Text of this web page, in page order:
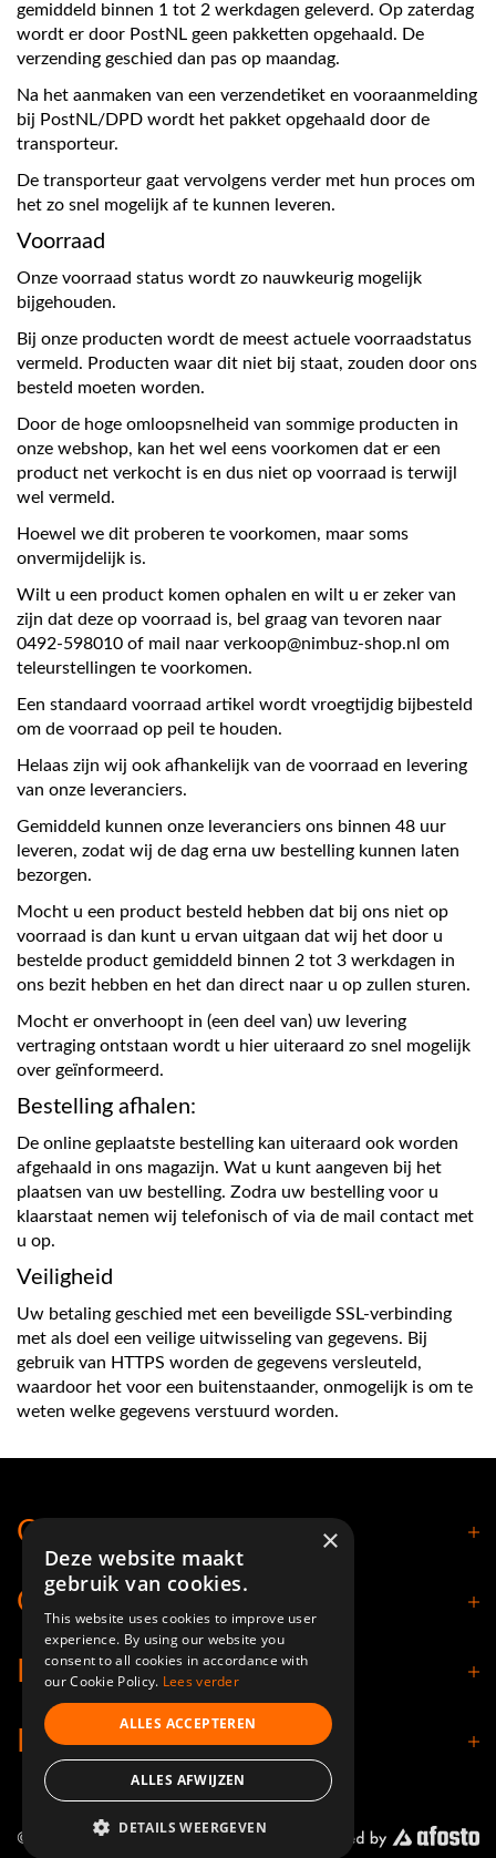
gemiddeld binnen 1 tot 2 werkdagen geleverd. Op zaterdag
wordt er door PostNL geen pakketten opgehaald. De
verzending geschied dan pas op maandag.
Na het aanmaken van een verzendetiket en vooraanmelding
bij PostNL/DPD wordt het pakket opgehaald door de
transporteur.
De transporteur gaat vervolgens verder met hun proces om
het zo snel mogelijk af te kunnen leveren.
Voorraad
Onze voorraad status wordt zo nauwkeurig mogelijk
bijgehouden.
Bij onze producten wordt de meest actuele voorraadstatus
vermeld. Producten waar dit niet bij staat, zouden door ons
besteld moeten worden.
Door de hoge omloopsnelheid van sommige producten in
onze webshop, kan het wel eens voorkomen dat er een
product net verkocht is en dus niet op voorraad is terwijl
wel vermeld.
Hoewel we dit proberen te voorkomen, maar soms
onvermijdelijk is.
Wilt u een product komen ophalen en wilt u er zeker van
zijn dat deze op voorraad is, bel graag van tevoren naar
0492-598010 of mail naar verkoop@nimbuz-shop.nl om
teleurstellingen te voorkomen.
Een standaard voorraad artikel wordt vroegtijdig bijbesteld
om de voorraad op peil te houden.
Helaas zijn wij ook afhankelijk van de voorraad en levering
van onze leveranciers.
Gemiddeld kunnen onze leveranciers ons binnen 48 uur
leveren, zodat wij de dag erna uw bestelling kunnen laten
bezorgen.
Mocht u een product besteld hebben dat bij ons niet op
voorraad is dan kunt u ervan uitgaan dat wij het door u
bestelde product gemiddeld binnen 2 tot 3 werkdagen in
ons bezit hebben en het dan direct naar u op zullen sturen.
Mocht er onverhoopt in (een deel van) uw levering
vertraging ontstaan wordt u hier uiteraard zo snel mogelijk
over geïnformeerd.
Bestelling afhalen:
De online geplaatste bestelling kan uiteraard ook worden
afgehaald in ons magazijn. Wat u kunt aangeven bij het
plaatsen van uw bestelling. Zodra uw bestelling voor u
klaarstaat nemen wij telefonisch of via de mail contact met
u op.
Veiligheid
Uw betaling geschied met een beveiligde SSL-verbinding
met als doel een veilige uitwisseling van gegevens. Bij
gebruik van HTTPS worden de gegevens versleuteld,
waardoor het voor een buitenstaander, onmogelijk is om te
weten welke gegevens verstuurd worden.
Contact
Openingstijden
Klantenservice
Informatie
© 2026 - Nimbuz Shop.
×
Deze website maakt
gebruik van cookies.
This website uses cookies to improve user
experience. By using our website you
consent to all cookies in accordance with
our Cookie Policy. Lees verder
ALLES ACCEPTEREN
ALLES AFWIJZEN
DETAILS WEERGEVEN